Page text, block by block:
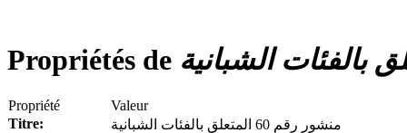
Propriétés de
Propriété
Valeur
Titre:
منشور رقم 60 المتعلق بالفئات الشبانية